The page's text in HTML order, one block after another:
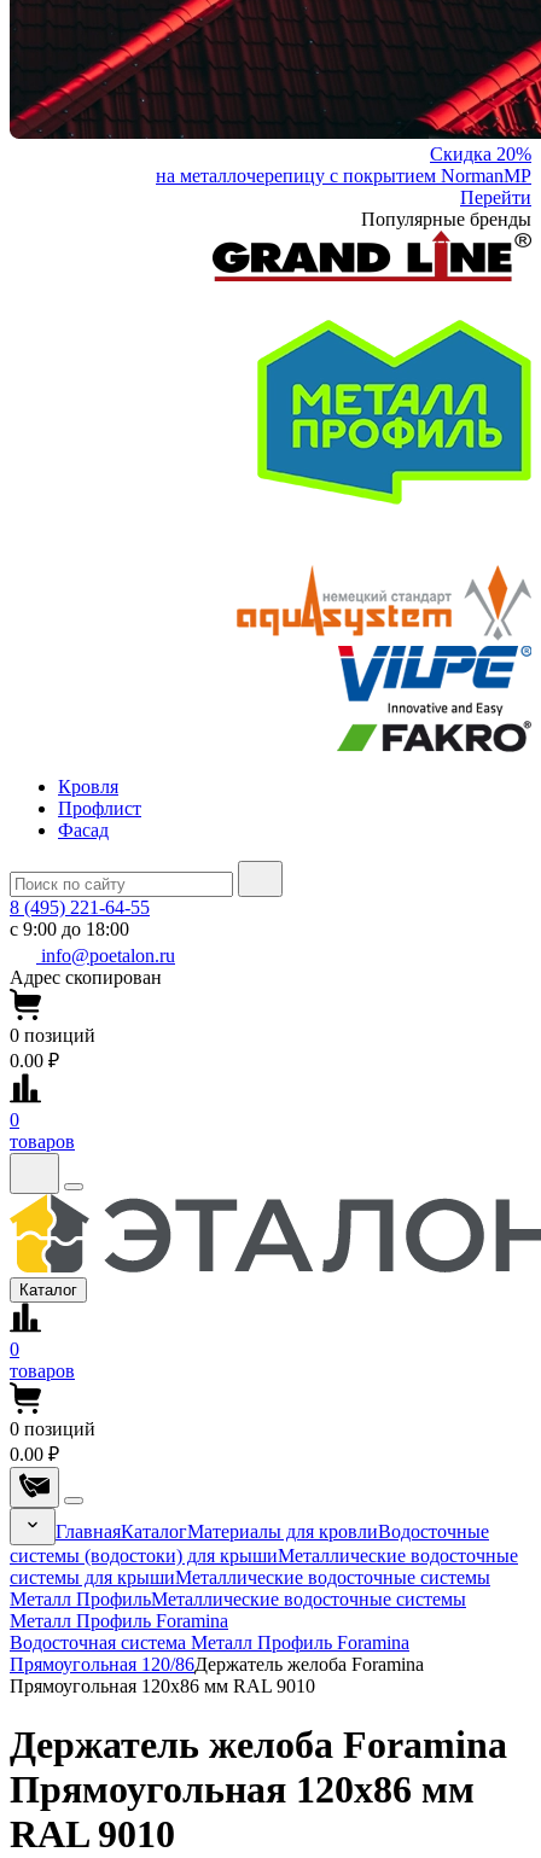
Скидка 20%
на металлочерепицу с покрытием NormanMP
Перейти
Популярные бренды
Кровля
Профлист
Фасад
8 (495) 221-64-55
с 9:00 до 18:00
info@poetalon.ru
Адрес скопирован
0 позиций
0.00 ₽
0
товаров
Каталог
0
товаров
0 позиций
0.00 ₽
ГлавнаяКаталогМатериалы для кровлиВодосточные
системы (водостоки) для крышиМеталлические водосточные
системы для крышиМеталлические водосточные системы
Металл ПрофильМеталлические водосточные системы
Металл Профиль Foramina
Водосточная система Металл Профиль Foramina
Прямоугольная 120/86Держатель желоба Foramina
Прямоугольная 120х86 мм RAL 9010
Держатель желоба Foramina
Прямоугольная 120х86 мм
RAL 9010